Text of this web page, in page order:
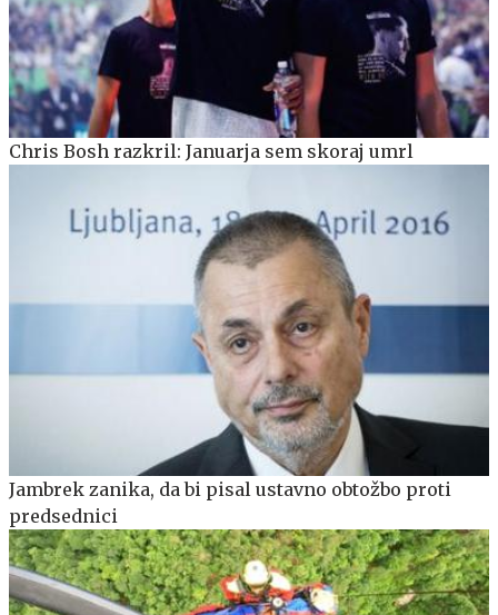
Chris Bosh razkril: Januarja sem skoraj umrl
Jambrek zanika, da bi pisal ustavno obtožbo proti
predsednici